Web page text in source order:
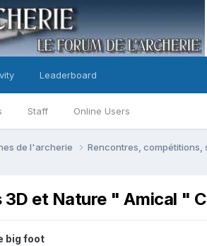
Staff Online Users
Leaderboard
de l'archerie Rencontres, compétitions,
et Nature " Amical "
big foot